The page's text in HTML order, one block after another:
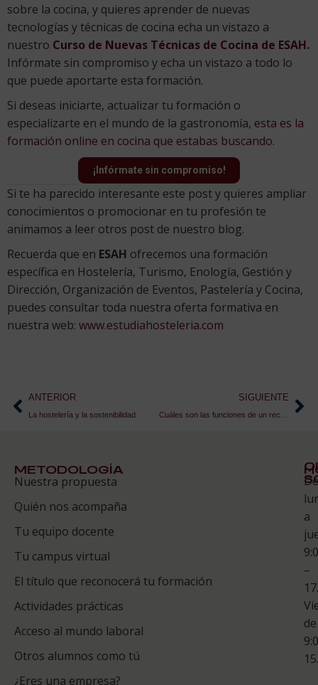
sobre la cocina, y quieres aprender de nuevas
tecnologías y técnicas de cocina echa un vistazo a
nuestro Curso de Nuevas Técnicas de Cocina de ESAH.
Infórmate sin compromiso y echa un vistazo a todo lo
que puede aportarte esta formación.
Si deseas iniciarte, actualizar tu formación o
especializarte en el mundo de la gastronomía, esta es la
formación online en cocina que estabas buscando.
¡Infórmate sin compromiso!
Si te ha parecido interesante este post y quieres ampliar
conocimientos o promocionar en tu profesión te
animamos a leer otros post de nuestro blog.
Recuerda que en ESAH ofrecemos una formación
específica en Hostelería, Turismo, Enología, Gestión y
Dirección, Organización de Eventos, Pastelería y Cocina,
puedes consultar toda nuestra oferta formativa en
nuestra web: www.estudiahosteleria.com
ANTERIOR
La hostelería y la sostenibilidad
SIGUIENTE
METODOLOGÍA
Nuestra propuesta
Quién nos acompaña
Tu equipo docente
Tu campus virtual
El título que reconocerá tu formación
Actividades prácticas
Acceso al mundo laboral
Otros alumnos como tú
¿Eres una empresa?
Te
De
a
–
de